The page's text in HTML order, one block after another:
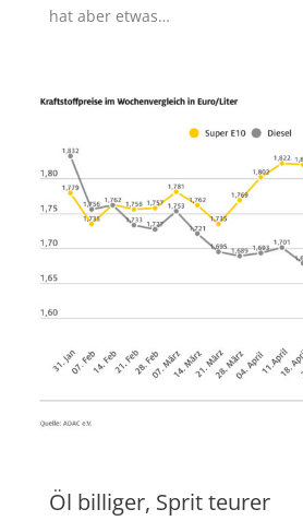
hat aber etwas…
Öl billiger, Sprit teurer